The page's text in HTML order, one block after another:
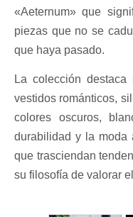
«Aeternum» que
piezas que no se
que haya pasado.
La colección
vestidos románticos,
colores oscuros,
durabilidad y la moda
que trasciendan
su filosofía de valorar